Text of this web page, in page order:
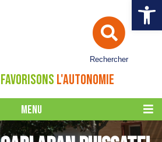
Ouvrir
Rechercher
FAVORISONS L'AUTONOMIE
MENU